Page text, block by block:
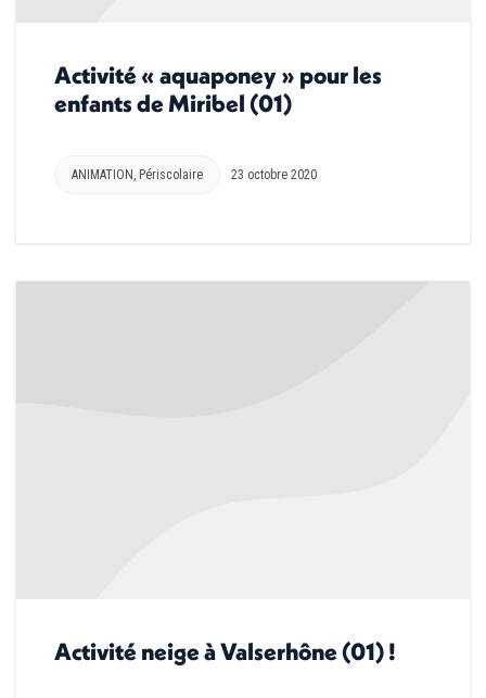
Activité « aquaponey » pour les
enfants de Miribel (01)
ANIMATION , Périscolaire 23 octobre 2020
Activité neige à Valserhône (01) !